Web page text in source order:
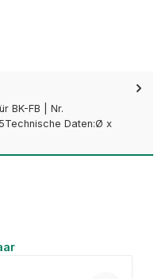
BK-FB | Nr.
Daten:Ø x